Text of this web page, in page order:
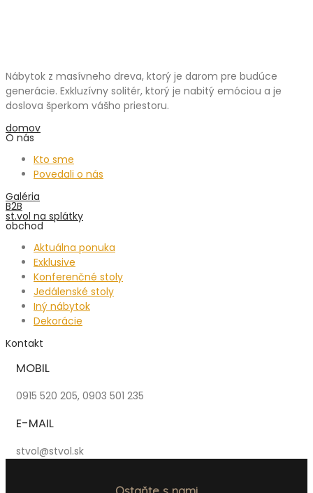
Nábytok z masívneho dreva, ktorý je darom pre budúce
generácie. Exkluzívny solitér, ktorý je nabitý emóciou a je
doslova šperkom vášho priestoru.
domov
O nás
Kto sme
Povedali o nás
Galéria
B2B
st.vol na splátky
obchod
Aktuálna ponuka
Exklusive
Konferenčné stoly
Jedálenské stoly
Iný nábytok
Dekorácie
Kontakt
MOBIL
0915 520 205, 0903 501 235
E-MAIL
stvol@stvol.sk